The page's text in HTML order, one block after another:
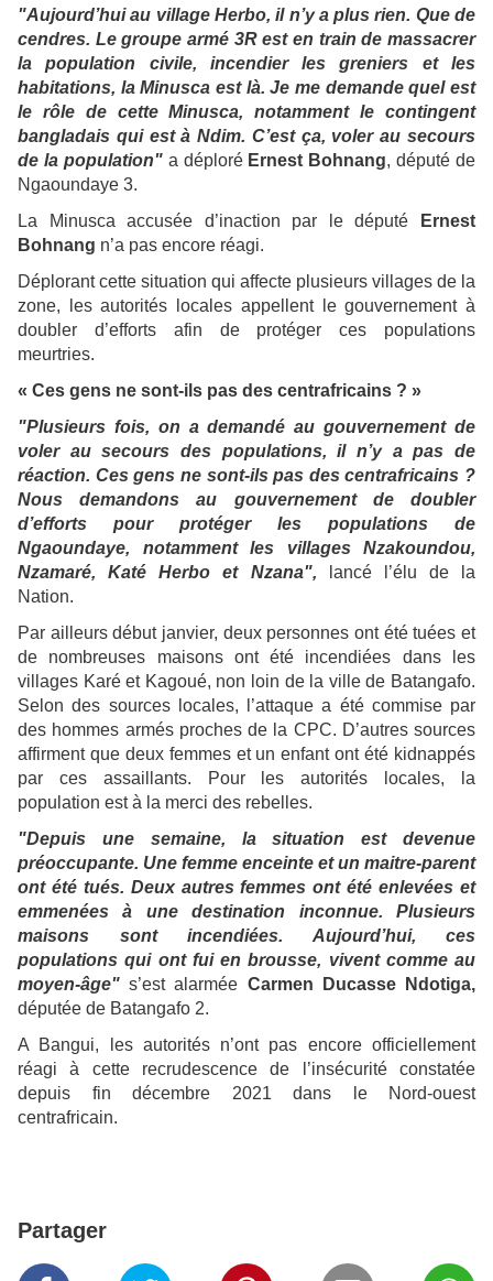
"Aujourd’hui au village Herbo, il n’y a plus rien. Que de
cendres. Le groupe armé 3R est en train de massacrer
la population civile, incendier les greniers et les
habitations, la Minusca est là. Je me demande quel est
le rôle de cette Minusca, notamment le contingent
bangladais qui est à Ndim. C’est ça, voler au secours
de la population" a déploré Ernest Bohnang, député de
Ngaoundaye 3.
La Minusca accusée d’inaction par le député
Ernest
Bohnang n’a pas encore réagi.
Déplorant cette situation qui affecte plusieurs villages de la
zone, les autorités locales appellent le gouvernement à
doubler d’efforts afin de protéger ces populations
meurtries.
« Ces gens ne sont-ils pas des centrafricains ? »
"Plusieurs fois, on a demandé au gouvernement de
voler au secours des populations, il n’y a pas de
réaction. Ces gens ne sont-ils pas des centrafricains ?
Nous demandons au gouvernement de doubler
d’efforts pour protéger les populations de
Ngaoundaye, notamment les villages Nzakoundou,
Nzamaré, Katé Herbo et Nzana",
lancé l’élu de la
Nation.
Par ailleurs début janvier, deux personnes ont été tuées et
de nombreuses maisons ont été incendiées dans les
villages Karé et Kagoué, non loin de la ville de Batangafo.
Selon des sources locales, l’attaque a été commise par
des hommes armés proches de la CPC. D’autres sources
affirment que deux femmes et un enfant ont été kidnappés
par ces assaillants. Pour les autorités locales, la
population est à la merci des rebelles.
"Depuis une semaine, la situation est devenue
préoccupante. Une femme enceinte et un maitre-parent
ont été tués. Deux autres femmes ont été enlevées et
emmenées à une destination inconnue. Plusieurs
maisons sont incendiées. Aujourd’hui, ces
populations qui ont fui en brousse, vivent comme au
moyen-âge" s’est alarmée Carmen Ducasse Ndotiga,
députée de Batangafo 2.
A Bangui, les autorités n’ont pas encore officiellement
réagi à cette recrudescence de l’insécurité constatée
depuis fin décembre 2021 dans le Nord-ouest
centrafricain.
Partager